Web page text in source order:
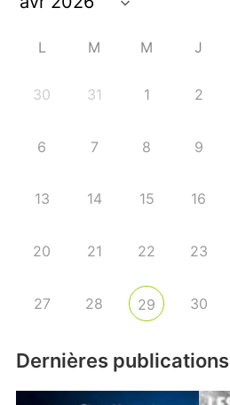
L M M J
30 31 1 2
6 7 8 9
13 14 15 16
20 21 22 23
27 28 29 30
Dernières publications